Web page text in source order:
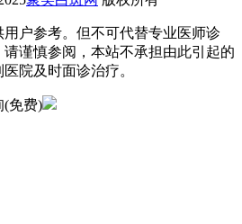
户参考。但不可代替专业医师诊
谨慎参阅，本站不承担由此引起的
院及时面诊治疗。
(免费)